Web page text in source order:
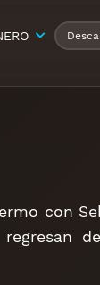
con
regresan